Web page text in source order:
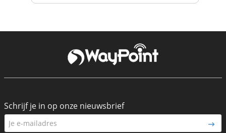
Schrijf je in op onze nieuwsbrief